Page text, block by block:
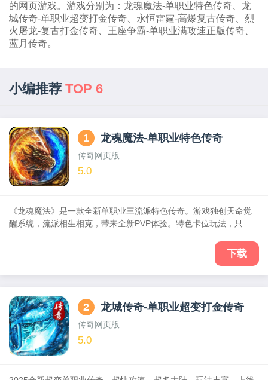
的网页游戏。游戏分别为：龙魂魔法-单职业特色传奇、龙
城传奇-单职业超变打金传奇、永恒雷霆-高爆复古传奇、烈
火屠龙-复古打金传奇、王座争霸-单职业满攻速正版传奇、
蓝月传奇。
小编推荐 TOP 6
1 龙魂魔法-单职业特色传奇
传奇网页版
5.0
《龙魂魔法》是一款全新单职业三流派特色传奇。游戏独创天命觉
醒系统，流派相生相克，带来全新PVP体验。特色卡位玩法，只要
下载
2 龙城传奇-单职业超变打金传奇
传奇网页版
5.0